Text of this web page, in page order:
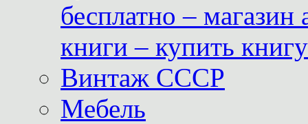
бесплатно –
книги – купить
Винтаж СССР
Мебель